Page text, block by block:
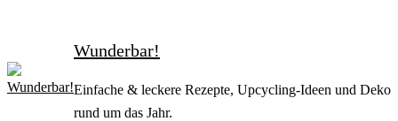
Wunderbar!
Einfache & leckere Rezepte, Upcycling-Ideen und Deko
rund um das Jahr.